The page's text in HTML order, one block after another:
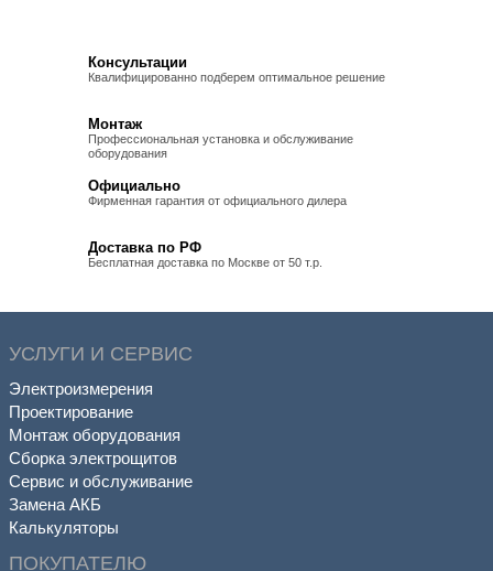
Консультации
Квалифицированно подберем оптимальное решение
Монтаж
Профессиональная установка и обслуживание
оборудования
Официально
Фирменная гарантия от официального дилера
Доставка по РФ
Бесплатная доставка по Москве от 50 т.р.
УСЛУГИ И СЕРВИС
Электроизмерения
Проектирование
Монтаж оборудования
Сборка электрощитов
Сервис и обслуживание
Замена АКБ
Калькуляторы
ПОКУПАТЕЛЮ